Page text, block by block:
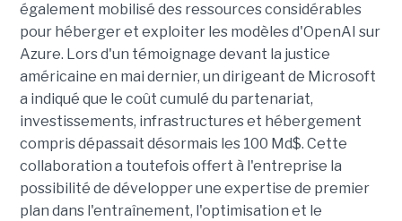
également mobilisé des ressources considérables
pour héberger et exploiter les modèles d'OpenAI sur
Azure. Lors d'un témoignage devant la justice
américaine en mai dernier, un dirigeant de Microsoft
a indiqué que le coût cumulé du partenariat,
investissements, infrastructures et hébergement
compris dépassait désormais les 100 Md$. Cette
collaboration a toutefois offert à l'entreprise la
possibilité de développer une expertise de premier
plan dans l'entraînement, l'optimisation et le